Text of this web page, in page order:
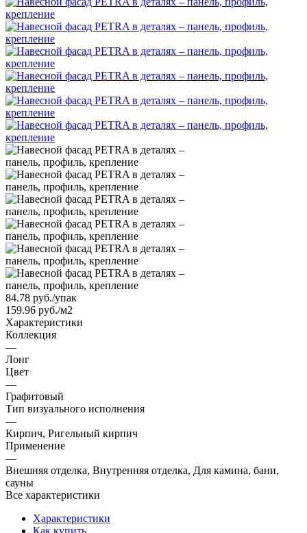
84.78 руб./упак
159.96 руб./м2
Характеристики
Коллекция
—
Лонг
Цвет
—
Графитовый
Тип визуального исполнения
—
Кирпич, Ригельный кирпич
Применение
—
Внешняя отделка, Внутренняя отделка, Для камина, бани,
сауны
Все характеристики
Характеристики
Как купить